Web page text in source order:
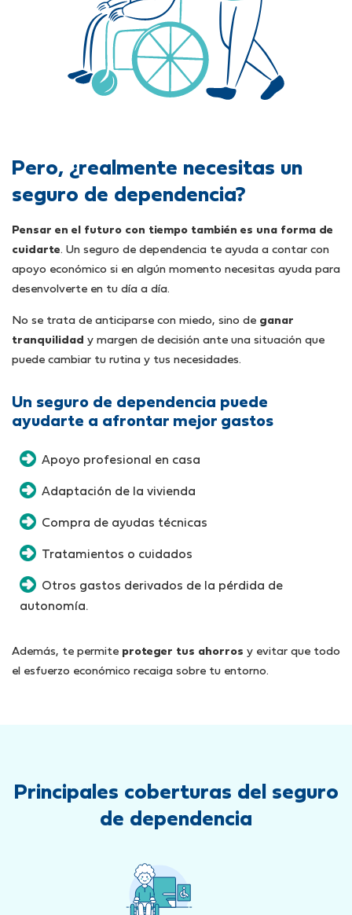
Pero, ¿realmente necesitas un
seguro de dependencia?
Pensar en el futuro con tiempo también es una forma de
cuidarte. Un seguro de dependencia te ayuda a contar con
apoyo económico si en algún momento necesitas ayuda para
desenvolverte en tu día a día.
No se trata de anticiparse con miedo, sino de ganar
tranquilidad y margen de decisión ante una situación que
puede cambiar tu rutina y tus necesidades.
Un seguro de dependencia puede
ayudarte a afrontar mejor gastos
Apoyo profesional en casa
Adaptación de la vivienda
Compra de ayudas técnicas
Tratamientos o cuidados
Otros gastos derivados de la pérdida de
autonomía.
Además, te permite proteger tus ahorros y evitar que todo
el esfuerzo económico recaiga sobre tu entorno.
Principales coberturas del seguro
de dependencia